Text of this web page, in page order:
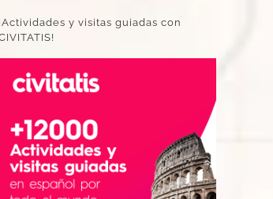
¡Actividades y visitas guiadas con